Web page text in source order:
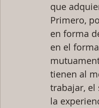
que
Primero,
en forma
en el
tienen al
trabajar, el
la